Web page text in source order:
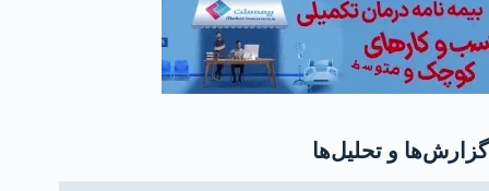
گزارش‌ها و تحلیل‌ها